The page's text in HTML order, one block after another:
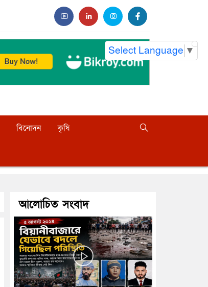
Select Language ▼
বিনোদন কৃষি
আলোচিত সংবাদ